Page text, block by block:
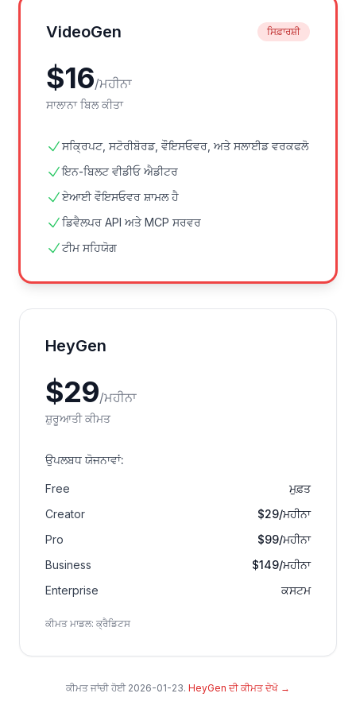
VideoGen ਸਿਫ਼ਾਰਸ਼ੀ
$16/ਮਹੀਨਾ
ਸਾਲਾਨਾ ਬਿਲ ਕੀਤਾ
ਸਕ੍ਰਿਪਟ, ਸਟੋਰੀਬੋਰਡ, ਵੌਇਸਓਵਰ, ਅਤੇ ਸਲਾਈਡ ਵਰਕਫਲੋ
ਇਨ-ਬਿਲਟ ਵੀਡੀਓ ਐਡੀਟਰ
ਏਆਈ ਵੌਇਸਓਵਰ ਸ਼ਾਮਲ ਹੈ
ਡਿਵੈਲਪਰ API ਅਤੇ MCP ਸਰਵਰ
ਟੀਮ ਸਹਿਯੋਗ
HeyGen
$29/ਮਹੀਨਾ
ਸ਼ੁਰੂਆਤੀ ਕੀਮਤ
ਉਪਲਬਧ ਯੋਜਨਾਵਾਂ:
Free
ਮੁਫ਼ਤ
Creator
$29/ਮਹੀਨਾ
Pro
$99/ਮਹੀਨਾ
Business
$149/ਮਹੀਨਾ
Enterprise
ਕਸਟਮ
ਕੀਮਤ ਮਾਡਲ: ਕ੍ਰੈਡਿਟਸ
ਕੀਮਤ ਜਾਂਚੀ ਹੋਈ 2026-01-23. HeyGen ਦੀ ਕੀਮਤ ਦੇਖੋ →